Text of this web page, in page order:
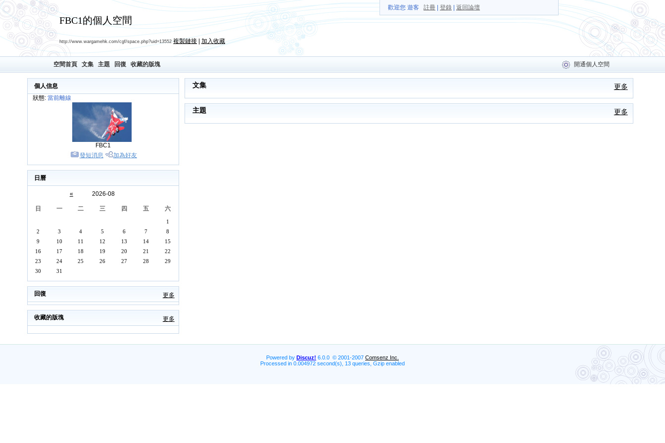
歡迎您 遊客 註冊| 登錄| 返回論壇
FBC1的個人空間
http://www.wargamehk.com/cgf/space.php?uid=13552 複製鏈接 加入收藏
空間首頁 文集 主題 回復 收藏的版塊 開通個人空間
個人信息
狀態: 當前離線
FBC1
發短消息
加為好友
日曆
« 2026-08
日 一 二 三 四 五 六
1
2
3 4 5 6 7
8
9
10 11 12 13 14
15
16
17 18 19 20 21
22
23
24 25 26 27 28
29
30
31
回復 更多
收藏的版塊 更多
文集 更多
主題 更多
Powered by Discuz! 6.0.0 © 2001-2007 Comsenz Inc.
Processed in 0.004972 second(s), 13 queries, Gzip enabled